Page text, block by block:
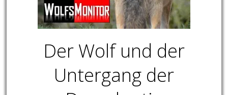
Der Wolf und der
Untergang der